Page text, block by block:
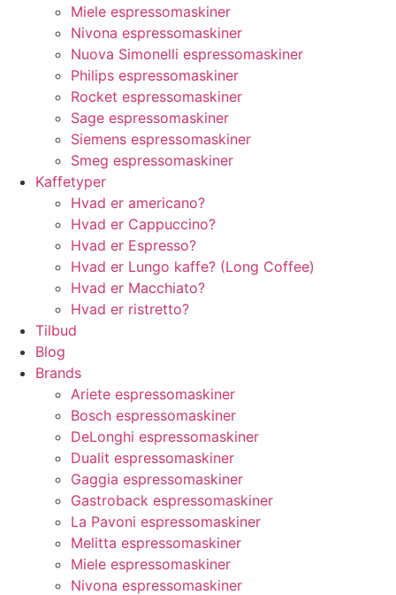
Miele espressomaskiner
Nivona espressomaskiner
Nuova Simonelli espressomaskiner
Philips espressomaskiner
Rocket espressomaskiner
Sage espressomaskiner
Siemens espressomaskiner
Smeg espressomaskiner
Kaffetyper
Hvad er americano?
Hvad er Cappuccino?
Hvad er Espresso?
Hvad er Lungo kaffe? (Long Coffee)
Hvad er Macchiato?
Hvad er ristretto?
Tilbud
Blog
Brands
Ariete espressomaskiner
Bosch espressomaskiner
DeLonghi espressomaskiner
Dualit espressomaskiner
Gaggia espressomaskiner
Gastroback espressomaskiner
La Pavoni espressomaskiner
Melitta espressomaskiner
Miele espressomaskiner
Nivona espressomaskiner